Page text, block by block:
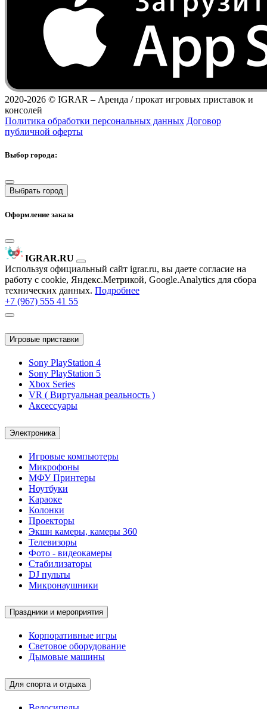
2020-2026 © IGRAR – Аренда / прокат игровых приставок и
консолей
Политика обработки персональных данных Договор
публичной оферты
Выбор города:
Выбрать город
Оформление заказа
IGRAR.RU
Используя официальный сайт igrar.ru, вы даете согласие на
работу с cookie, Яндекс.Метрикой, Google.Analytics для сбора
технических данных. Подробнее
+7 (967) 555 41 55
Игровые приставки
Sony PlayStation 4
Sony PlayStation 5
Xbox Series
VR ( Виртуальная реальность )
Аксессуары
Электроника
Игровые компьютеры
Микрофоны
МФУ Принтеры
Ноутбуки
Караоке
Колонки
Проекторы
Экшн камеры, камеры 360
Телевизоры
Фото - видеокамеры
Стабилизаторы
DJ пульты
Микронаушники
Праздники и мероприятия
Корпоративные игры
Световое оборудование
Дымовые машины
Для спорта и отдыха